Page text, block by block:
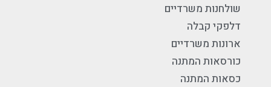
שולחנות משרדיים
דלפקי קבלה
ארונות משרדיים
כורסאות המתנה
כסאות המתנה